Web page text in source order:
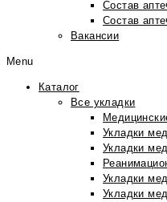
Состав
Состав
Вакансии
Menu
Каталог
Все укладки
Укладки
Укладки
Укладки
Укладки